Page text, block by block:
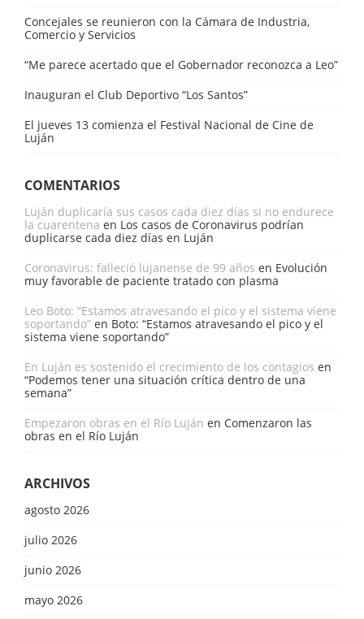
Concejales se reunieron con la Cámara de Industria,
Comercio y Servicios
“Me parece acertado que el Gobernador reconozca a Leo”
Inauguran el Club Deportivo “Los Santos”
El jueves 13 comienza el Festival Nacional de Cine de
Luján
COMENTARIOS
Luján duplicaría sus casos cada diez días si no endurece
la cuarentena en Los casos de Coronavirus podrían
duplicarse cada diez días en Luján
Coronavirus: falleció lujanense de 99 años en Evolución
muy favorable de paciente tratado con plasma
Leo Boto: “Estamos atravesando el pico y el sistema viene
soportando” en Boto: “Estamos atravesando el pico y el
sistema viene soportando”
En Luján es sostenido el crecimiento de los contagios en
“Podemos tener una situación crítica dentro de una
semana”
Empezaron obras en el Río Luján en Comenzaron las
obras en el Río Luján
ARCHIVOS
agosto 2026
julio 2026
junio 2026
mayo 2026